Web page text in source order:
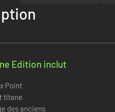
Edition inclut
Point
titane
des anciens